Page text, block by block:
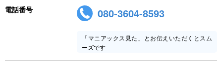
電話番号 080-3604-8593
「マニアックス見た」とお伝えいただくとスム
ーズです